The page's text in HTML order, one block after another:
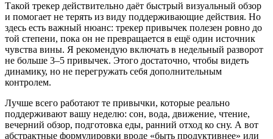
Такой трекер действительно даёт быстрый визуальный обзор
и помогает не терять из виду поддерживающие действия. Но
здесь есть важный нюанс: трекер привычек полезен ровно до
той степени, пока он не превращается в ещё один источник
чувства вины. Я рекомендую включать в недельный разворот
не больше 3–5 привычек. Этого достаточно, чтобы видеть
динамику, но не перегружать себя дополнительным
контролем.
Лучше всего работают те привычки, которые реально
поддерживают вашу неделю: сон, вода, движение, чтение,
вечерний обзор, подготовка еды, ранний отход ко сну. А вот
абстрактные формулировки вроде «быть продуктивнее» или